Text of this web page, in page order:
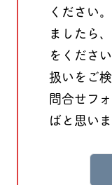
ください
ましたら
をくださ
扱いをご
問合せフ
ばと思いま